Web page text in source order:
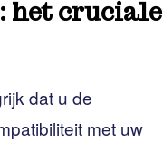
het cruciale
dat u de
met uw